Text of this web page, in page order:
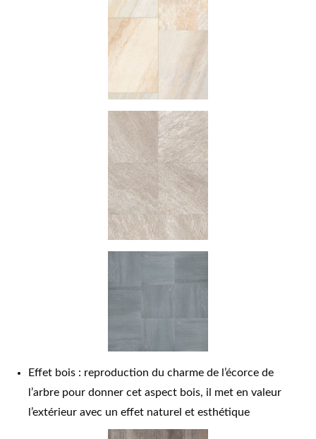
Effet bois : reproduction du charme de l’écorce de
l’arbre pour donner cet aspect bois, il met en valeur
l’extérieur avec un effet naturel et esthétique